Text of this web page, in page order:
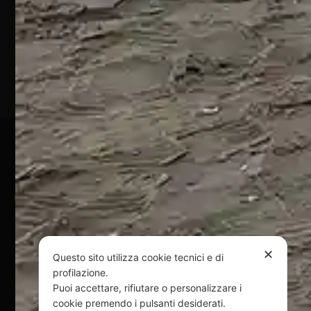
Silvi
Marina
(TE)
P.Iva
01828920676
Pagamenti Sicuri
@ Copyright 2024 Webpesca è un brand Intent di Federico
Andrenacci P.Iva 01917920678
Via G. Galilei n. 2 – 64018 Tortoreto TE | REA TE-168019 |
Mail:
federicoandrenacci@pec.it
Questo sito è protetto da Google reCAPTCHA
v3,
Privacy Policy eTerms of Servicedi Google.
✕
Questo sito utilizza cookie tecnici e di
profilazione.
Puoi accettare, rifiutare o personalizzare i
cookie premendo i pulsanti desiderati.